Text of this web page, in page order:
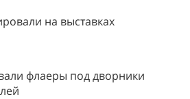
на выставках
флаеры под дворники